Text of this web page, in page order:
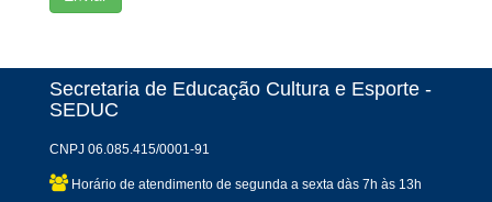
Secretaria de Educação Cultura e Esporte -
SEDUC
CNPJ 06.085.415/0001-91
Horário de atendimento de segunda a sexta dàs 7h às 13h